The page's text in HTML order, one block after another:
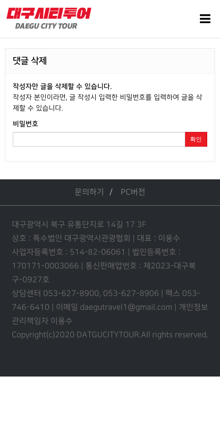
댓글 삭제
작성자만 글을 삭제할 수 있습니다.
작성자 본인이라면, 글 작성시 입력한 비밀번호를 입력하여 글을 삭
제할 수 있습니다.
비밀번호
확인
문의하기 PC버전
대구광역시 북구 유통단지로 14길 17 3F
상호 : 특수법인 대구광역시관광협회 | 대표 : 이용수
사업자등록번호 : 514-82-06061 | 법인등록번호 :
170171-0003066 | 통신판매업번호 : 제2023-대구북
구-0927호
상담센터 053-627-8900, 053-627-8906 | 팩스 053-
746-6410 | 이메일 daegutravel1@gmail.com | 개인정보
관리책임자 이용수
Copyright(c)2020 DATGUCITYTOUR.All rights reserved.